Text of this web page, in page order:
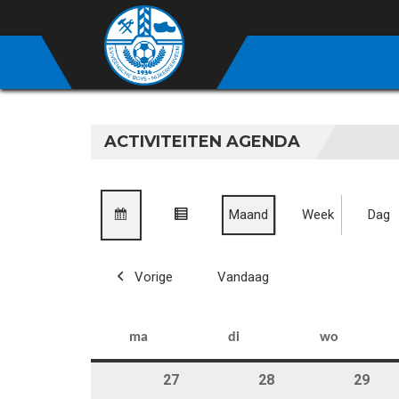
ACTIVITEITEN AGENDA
als
Maand Week
Dag
Vorige Vandaag
ma di wo
27 28 29